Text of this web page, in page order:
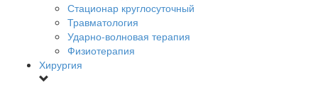
Стационар круглосуточный
Травматология
Ударно-волновая терапия
Физиотерапия
Хирургия